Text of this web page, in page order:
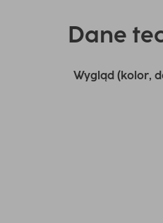
Dane
Wygląd (kolor,